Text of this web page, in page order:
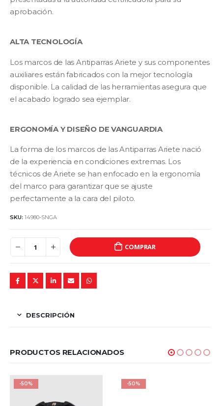
aprobación.
ALTA TECNOLOGÍA
Los marcos de las Antiparras Ariete y sus componentes
auxiliares están fabricados con la mejor tecnología
disponible. La calidad de las herramientas asegura que
el acabado logrado sea ejemplar.
ERGONOMÍA Y DISEÑO DE VANGUARDIA
La forma de los marcos de las Antiparras Ariete nació
de la experiencia en condiciones extremas. Los
técnicos de Ariete se han enfocado en la ergonomía
del marco para garantizar que se ajuste
perfectamente a la cara del piloto.
SKU: 14980-SNGA
COMPRAR
DESCRIPCIÓN
PRODUCTOS RELACIONADOS
-50% -50%